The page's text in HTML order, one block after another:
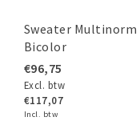
Sweater Multinorm
Bicolor
€96,75
Excl. btw
€117,07
Incl. btw